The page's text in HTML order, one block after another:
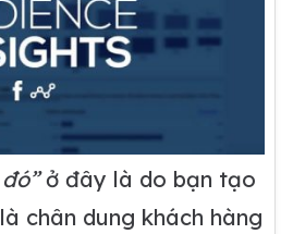
ở đây là do bạn tạo
chân dung khách hàng